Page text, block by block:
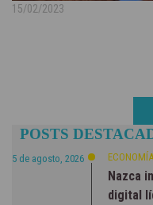
15/02/2023
POSTS
5 de agosto, 2026 ECONOMÍA
Nazca
digital